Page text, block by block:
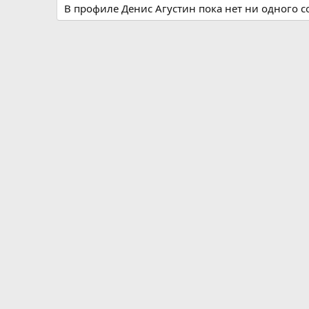
В профиле Денис Агустин пока нет ни одного